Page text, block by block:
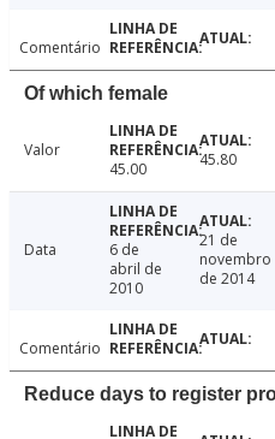
Comentário
Of which female
Valor
45.00
45.80
Data
6 de
abril de
2010
21 de
novembro
de 2014
Comentário
Reduce days to register